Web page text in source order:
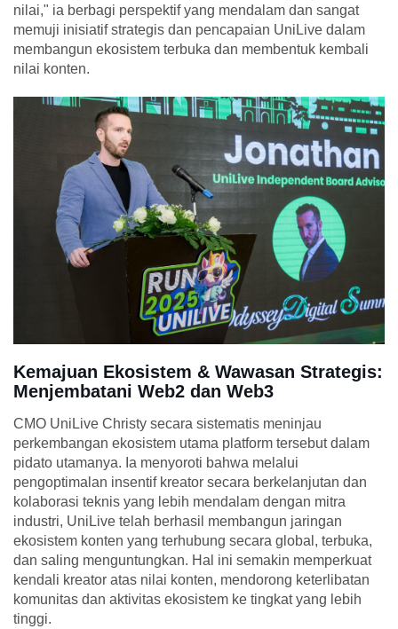
nilai," ia berbagi perspektif yang mendalam dan sangat
memuji inisiatif strategis dan pencapaian UniLive dalam
membangun ekosistem terbuka dan membentuk kembali
nilai konten.
Kemajuan Ekosistem & Wawasan Strategis:
Menjembatani Web2 dan Web3
CMO UniLive Christy secara sistematis meninjau
perkembangan ekosistem utama platform tersebut dalam
pidato utamanya. Ia menyoroti bahwa melalui
pengoptimalan insentif kreator secara berkelanjutan dan
kolaborasi teknis yang lebih mendalam dengan mitra
industri, UniLive telah berhasil membangun jaringan
ekosistem konten yang terhubung secara global, terbuka,
dan saling menguntungkan. Hal ini semakin memperkuat
kendali kreator atas nilai konten, mendorong keterlibatan
komunitas dan aktivitas ekosistem ke tingkat yang lebih
tinggi.